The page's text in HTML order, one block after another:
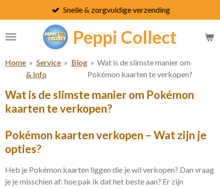
direct
naar
Peppi Collect
Snelle & zorgvuldige verzending
Home » Service
& Info
» Blog » Wat is de slimste manier om
Pokémon kaarten te verkopen?
Wat is de slimste manier om Pokémon
kaarten te verkopen?
Pokémon kaarten verkopen – Wat zijn je
opties?
Heb je Pokémon kaarten liggen die je wil verkopen? Dan vraag
je je misschien af: hoe pak ik dat het beste aan? Er zijn